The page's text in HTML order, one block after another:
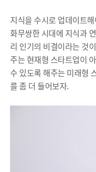
지식을 수시로 업데이트
화무쌍한 시대에 지식과
리 인기의 비결이라는 것
주는 현재형 스타트업이
수 있도록 해주는 미래형
를 좀 더 들어보자.